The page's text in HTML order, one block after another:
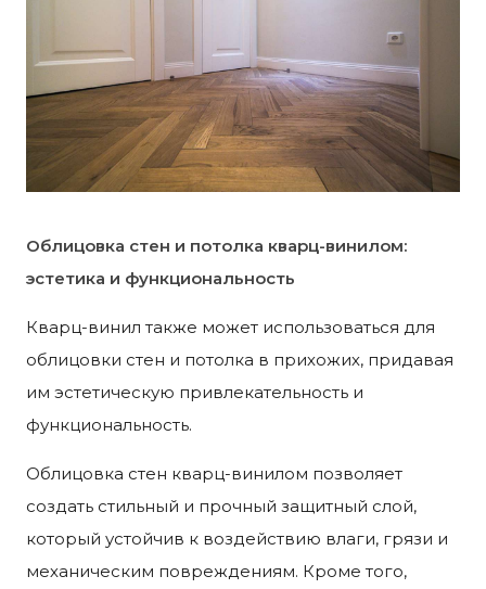
Облицовка стен и потолка кварц-винилом:
эстетика и функциональность
Кварц-винил также может использоваться для
облицовки стен и потолка в прихожих, придавая
им эстетическую привлекательность и
функциональность.
Облицовка стен кварц-винилом позволяет
создать стильный и прочный защитный слой,
который устойчив к воздействию влаги, грязи и
механическим повреждениям. Кроме того,